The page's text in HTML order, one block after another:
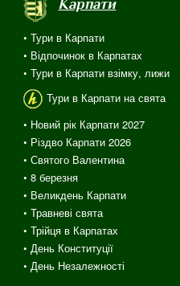
Карпати
• Тури в Карпати
• Відпочинок в Карпатах
• Тури в Карпати взімку, лижи
Тури в Карпати на свята
• Новий рік Карпати 2027
• Різдво Карпати 2026
• Святого Валентина
• 8 березня
• Великдень Карпати
• Травневі свята
•Трійця в Карпатах
• День Конституції
• День Незалежності